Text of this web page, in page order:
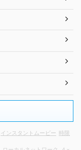
インスタントムービー 時限